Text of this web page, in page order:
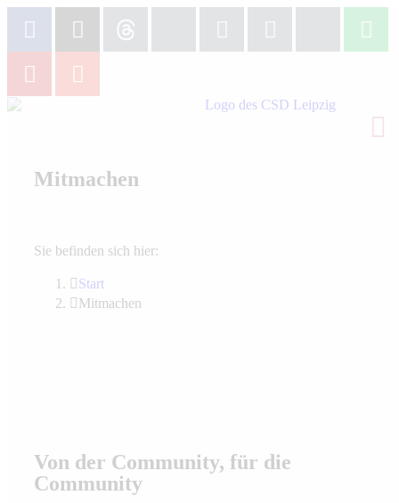
Mitmachen
Sie befinden sich hier:
Start
Mitmachen
Von der Community, für die
Community